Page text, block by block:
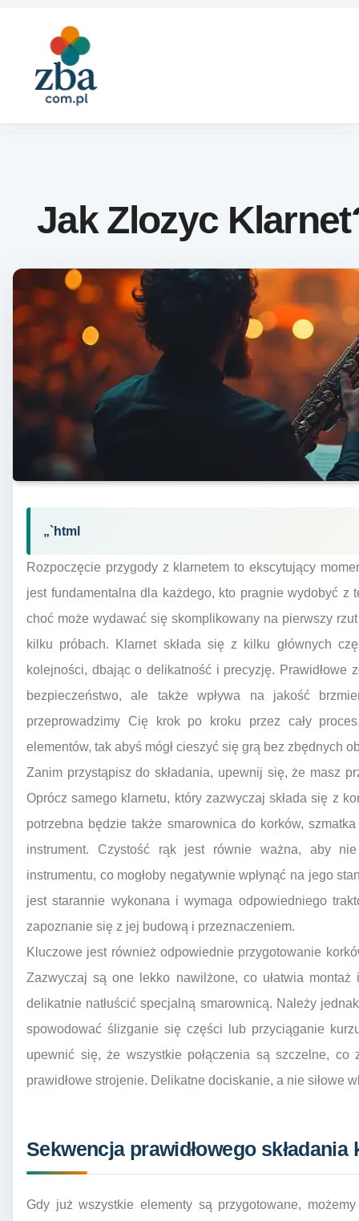
Jak Zlozyc
„`html
Rozpoczęcie przygody z klarnetem to ekscytujący
jest fundamentalna dla każdego, kto pragnie wydobyć z
choć może wydawać się skomplikowany na pierwszy
kilku próbach. Klarnet składa się z kilku głównych
kolejności, dbając o delikatność i precyzję. Prawidłowe
bezpieczeństwo, ale także wpływa na jakość
przeprowadzimy Cię krok po kroku przez cały
elementów, tak abyś mógł cieszyć się grą bez zbędnych
Zanim przystąpisz do składania, upewnij się, że masz
Oprócz samego klarnetu, który zazwyczaj składa się z
potrzebna będzie także smarownica do korków,
instrument. Czystość rąk jest równie ważna, aby
instrumentu, co mogłoby negatywnie wpłynąć na jego
jest starannie wykonana i wymaga odpowiedniego
zapoznanie się z jej budową i przeznaczeniem.
Kluczowe jest również odpowiednie przygotowanie
Zazwyczaj są one lekko nawilżone, co ułatwia
delikatnie natłuścić specjalną smarownicą. Należy
spowodować ślizganie się części lub przyciąganie
upewnić się, że wszystkie połączenia są szczelne,
prawidłowe strojenie. Delikatne dociskanie, a nie siłowe
Sekwencja prawidłowego
Gdy już wszystkie elementy są przygotowane,